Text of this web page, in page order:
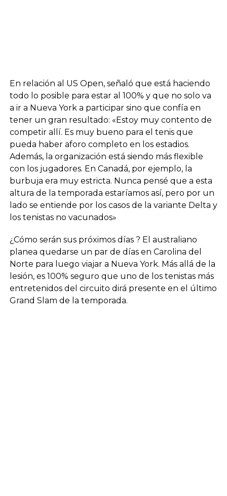
En relación al US Open, señaló que está haciendo
todo lo posible para estar al 100% y que no solo va
a ir a Nueva York a participar sino que confía en
tener un gran resultado: «Estoy muy contento de
competir allí. Es muy bueno para el tenis que
pueda haber aforo completo en los estadios.
Además, la organización está siendo más flexible
con los jugadores. En Canadá, por ejemplo, la
burbuja era muy estricta. Nunca pensé que a esta
altura de la temporada estaríamos así, pero por un
lado se entiende por los casos de la variante Delta y
los tenistas no vacunados»
¿Cómo serán sus próximos días ? El australiano
planea quedarse un par de días en Carolina del
Norte para luego viajar a Nueva York. Más allá de la
lesión, es 100% seguro que uno de los tenistas más
entretenidos del circuito dirá presente en el último
Grand Slam de la temporada.